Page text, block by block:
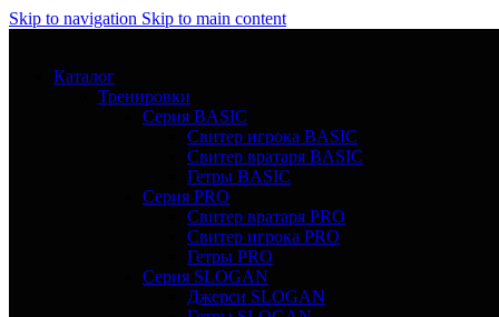
Skip to navigation Skip to main content
Каталог
Тренировки
Серия BASIC
Свитер игрока BASIC
Свитер вратаря BASIC
Гетры BASIC
Серия PRO
Свитер вратаря PRO
Свитер игрока PRO
Гетры PRO
Серия SLOGAN
Джерси SLOGAN